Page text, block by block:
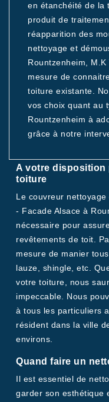
en étanchéité de la
produit de
réapparition des
nettoyage et
Rountzenheim,
mesure de
toiture existante.
vos choix quant au
Rountzenheim à
grâce à notre
A votre disposition
toiture
Le couvreur
- Facade Alsace à
nécessaire pour
revêtements de toit.
mesure de manier
lauze, shingle, etc.
votre toiture, nous
impeccable. Nous
à tous les particuliers
résident dans la ville
environs.
Quand faire un
Il est essentiel de
garder son esthétique